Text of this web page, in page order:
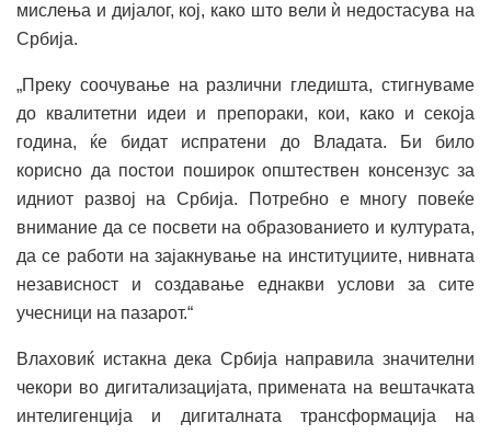
мислења и дијалог, кој, како што вели ѝ недостасува на
Србија.
„Преку соочување на различни гледишта, стигнуваме
до квалитетни идеи и препораки, кои, како и секоја
година, ќе бидат испратени до Владата. Би било
корисно да постои поширок општествен консензус за
идниот развој на Србија. Потребно е многу повеќе
внимание да се посвети на образованието и културата,
да се работи на зајакнување на институциите, нивната
независност и создавање еднакви услови за сите
учесници на пазарот.“
Влаховиќ истакна дека Србија направила значителни
чекори во дигитализацијата, примената на вештачката
интелигенција и дигиталната трансформација на